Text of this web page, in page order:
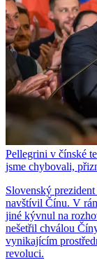
Pellegrini v čínské
jsme chybovali,
Slovenský
navštívil Čínu. V
jiné kývnul na
nešetřil chválou
vynikajícím
revoluci.